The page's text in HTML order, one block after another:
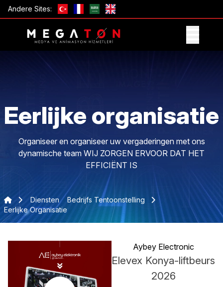
Andere Sites:
Eerlijke organisatie
Organiseer en organiseer uw vergaderingen met ons
dynamische team WIJ ZORGEN ERVOOR DAT HET
EFFICIËNT IS
Diensten
Bedrijfs Tentoonstelling
Eerlijke Organisatie
Aybey Electronic
Elevex Konya-liftbeurs
2026